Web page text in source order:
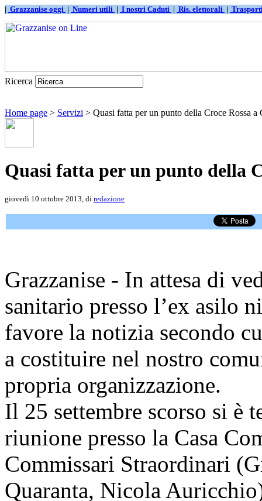
| Grazzanise oggi | Numeri utili | I nostri Caduti | Ris. elettorali |
Ricerca
Home page > Servizi > Quasi fatta per un punto della Croce Rossa a
Quasi fatta per un punto della
giovedì 10 ottobre 2013, di redazione
Grazzanise - In attesa di
sanitario presso l’ex asilo
favore la notizia secondo
a costituire nel nostro
propria organizzazione.
Il 25 settembre scorso si è
riunione presso la Casa
Commissari Straordinari
Quaranta, Nicola